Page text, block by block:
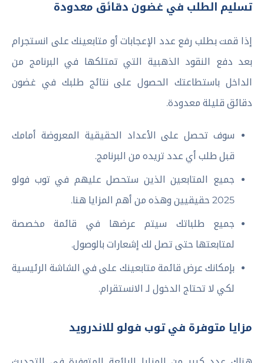
تسليم الطلب في غضون دقائق معدودة
إذا قمت بطلب رفع عدد الإعجابات أو متابعينك على انستجرام
بعد دفع النقود الذهبية التي تمتلكها في البرنامج من
الداخل باستطاعتك الحصول على نتائج طلبك في غضون
دقائق قليلة معدودة.
سوف تحصل على الأعداد الحقيقية المعروضة أمامك
قبل طلب أي عدد تريده من البرنامج.
جميع المتابعين الذين ستحصل عليهم في توب فولو
2025 حقيقيين وهذه من أهم المزايا هنا.
جميع طلباتك سيتم عرضها في قائمة مخصصة
لمتابعتها حتى تصل لك إشعارات بالوصول.
بإمكانك عرض قائمة متابعينك على في الشاشة الرئيسية
لكي لا تحتاج الدخول لـ الانستقرام.
مزايا متوفرة في توب فولو للاندرويد